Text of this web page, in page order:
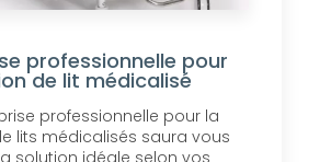
professionnelle pour
de lit médicalisé
professionnelle pour la
lits médicalisés saura vous